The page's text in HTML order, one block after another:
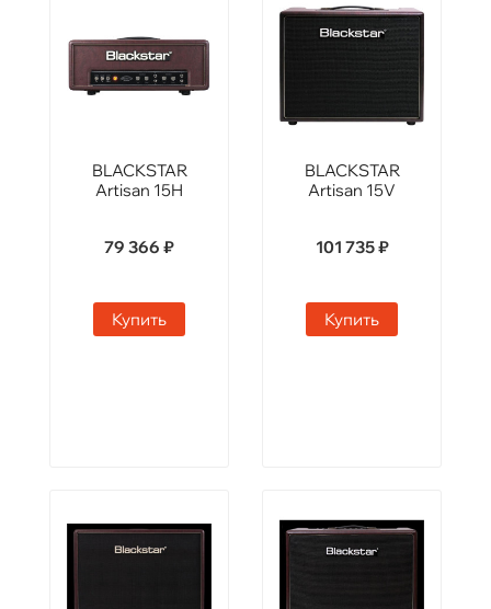
BLACKSTAR
Artisan 15H
79 366 ₽
Купить
BLACKSTAR
Artisan 15V
101 735 ₽
Купить